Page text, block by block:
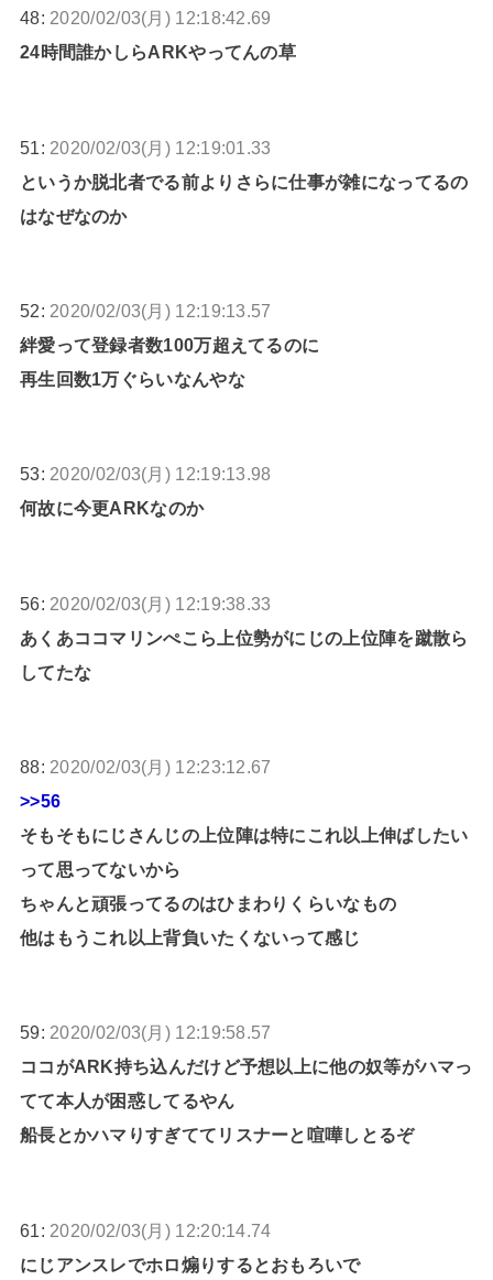
48: 2020/02/03(月) 12:18:42.69
24時間誰かしらARKやってんの草
51: 2020/02/03(月) 12:19:01.33
というか脱北者でる前よりさらに仕事が雑になってるの
はなぜなのか
52: 2020/02/03(月) 12:19:13.57
絆愛って登録者数100万超えてるのに
再生回数1万ぐらいなんやな
53: 2020/02/03(月) 12:19:13.98
何故に今更ARKなのか
56: 2020/02/03(月) 12:19:38.33
あくあココマリンぺこら上位勢がにじの上位陣を蹴散ら
してたな
88: 2020/02/03(月) 12:23:12.67
>>56
そもそもにじさんじの上位陣は特にこれ以上伸ばしたい
って思ってないから
ちゃんと頑張ってるのはひまわりくらいなもの
他はもうこれ以上背負いたくないって感じ
59: 2020/02/03(月) 12:19:58.57
ココがARK持ち込んだけど予想以上に他の奴等がハマっ
てて本人が困惑してるやん
船長とかハマりすぎててリスナーと喧嘩しとるぞ
61: 2020/02/03(月) 12:20:14.74
にじアンスレでホロ煽りするとおもろいで